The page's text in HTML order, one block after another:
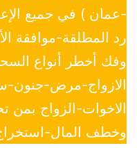
-عمان ) في جميع
رد المطلقة-موافقة
وفك أخطر أنواع
الازواج-مرض-جنون-
الاخوات-الزواج بمن
وخطف المال-استخراج